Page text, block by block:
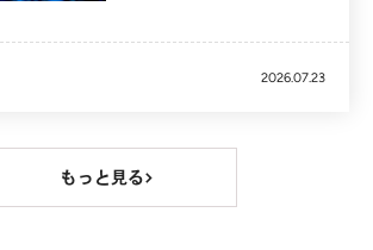
2026.07.23
もっと見る